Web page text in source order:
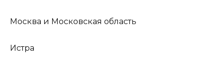
Москва и Московская область
Истра